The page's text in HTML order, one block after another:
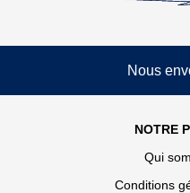
Nous
NOTRE
Qui
Conditions